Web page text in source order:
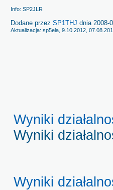
Info: SP2JLR
Dodane przez SP1THJ dnia 2008-
Aktualizacja: sp5ela, 9.10.2012,
Wyniki
Wyniki
Wyniki